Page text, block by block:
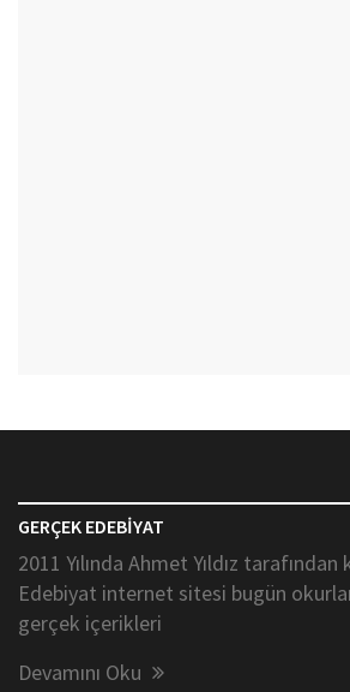
GERÇEK EDEBİYAT
2011 Yılında Ahmet Yıldız
Edebiyat internet sitesi bugün
gerçek içerikleri
Devamını Oku